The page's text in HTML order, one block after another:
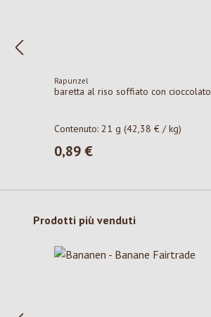
Rapunzel
baretta al riso soffiato con cioccolato
Contenuto:21 g(42,38 € / kg)
Prezzo normale:
0,89 €
Salta la galleria dei prodotti
Prodotti più venduti